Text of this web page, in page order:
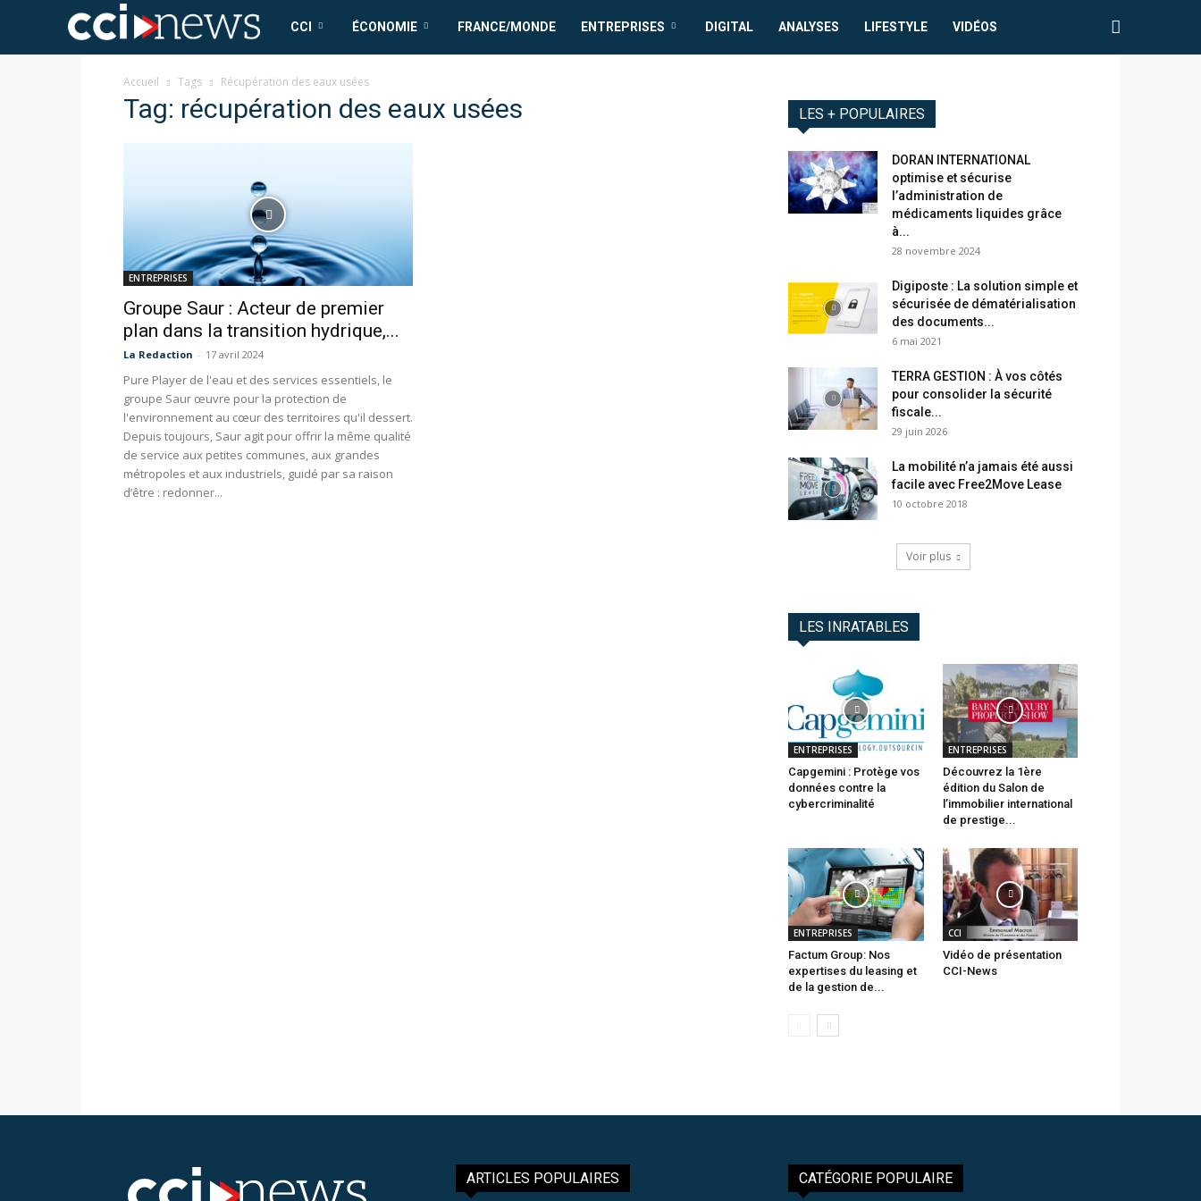
CCI
News
CCI ÉCONOMIE FRANCE/MONDE ENTREPRISES DIGITAL ANALYSES LIFESTYLE VIDÉOS
Accueil Tags Récupération des eaux usées
Tag: récupération des eaux usées
ENTREPRISES
Groupe Saur : Acteur de premier
plan dans la transition hydrique,...
La Redaction - 17 avril 2024
Pure Player de l'eau et des services essentiels, le
groupe Saur œuvre pour la protection de
l'environnement au cœur des territoires qu'il dessert.
Depuis toujours, Saur agit pour offrir la même qualité
de service aux petites communes, aux grandes
métropoles et aux industriels, guidé par sa raison
d’être : redonner...
LES + POPULAIRES
DORAN INTERNATIONAL
optimise et sécurise
l’administration de
médicaments liquides grâce
à...
28 novembre 2024
Digiposte : La solution simple et
sécurisée de dématérialisation
des documents...
6 mai 2021
TERRA GESTION : À vos côtés
pour consolider la sécurité
fiscale...
29 juin 2026
La mobilité n’a jamais été aussi
facile avec Free2Move Lease
10 octobre 2018
Voir plus
LES INRATABLES
ENTREPRISES
Capgemini : Protège vos
données contre la
cybercriminalité
ENTREPRISES
Découvrez la 1ère
édition du Salon de
l’immobilier international
de prestige...
ENTREPRISES
Factum Group: Nos
expertises du leasing et
de la gestion de...
CCI
Vidéo de présentation
CCI-News
ARTICLES POPULAIRES CATÉGORIE POPULAIRE